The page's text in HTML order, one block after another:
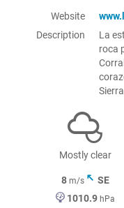
Website
Description
La
roca
Mostly clear
8 m/s
SE
1010.9 hPa